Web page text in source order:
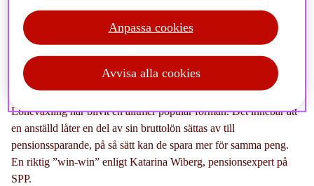
sombådegynnar dem och ert arbetsgivarvarumärke
utan att det kostar
er någotextra.Här är fem anledningar
attlöneväxling lönar sig, och tre viktiga råd.
Löneväxling har blivit en alltmer populär förmån. Det innebär att
en anställd låter en del av sin bruttolön sättas av till
pensionssparande, på så sätt kan de spara mer för samma peng.
En riktig ”win-win” enligt Katarina Wiberg, pensionsexpert på
SPP.
Anpassa cookies
Avvisa alla cookies